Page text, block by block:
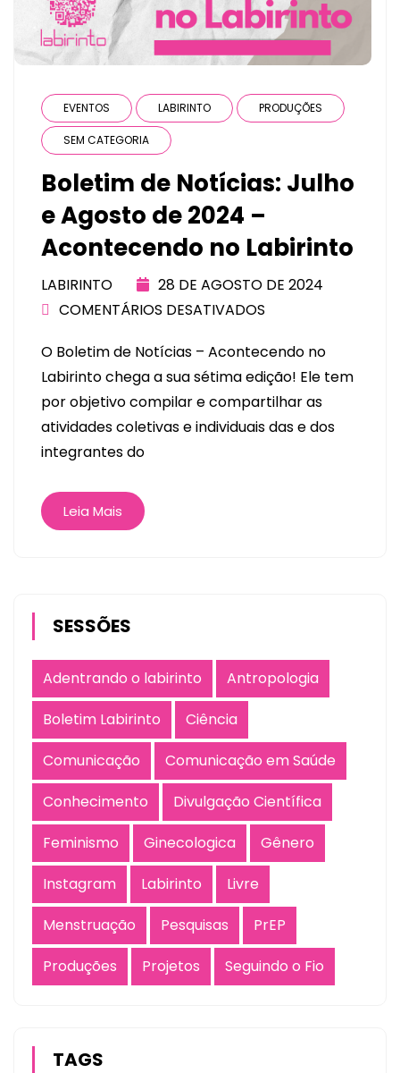
EVENTOS LABIRINTO PRODUÇÕES
SEM CATEGORIA
Boletim de Notícias: Julho
e Agosto de 2024 –
Acontecendo no Labirinto
LABIRINTO
28 DE AGOSTO DE 2024
COMENTÁRIOS DESATIVADOS
O Boletim de Notícias – Acontecendo no
Labirinto chega a sua sétima edição! Ele tem
por objetivo compilar e compartilhar as
atividades coletivas e individuais das e dos
integrantes do
Leia Mais
SESSÕES
Adentrando o labirinto
Antropologia
Boletim Labirinto
Ciência
Comunicação
Comunicação em Saúde
Conhecimento
Divulgação Científica
Feminismo
Ginecologica
Gênero
Instagram
Labirinto
Livre
Menstruação
Pesquisas
PrEP
Produções
Projetos Seguindo o Fio
TAGS